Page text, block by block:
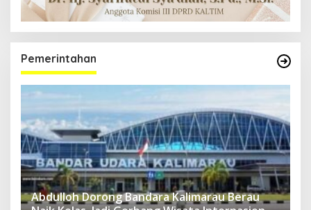
Pemerintahan
Abdulloh Dorong Bandara Kalimarau Berau